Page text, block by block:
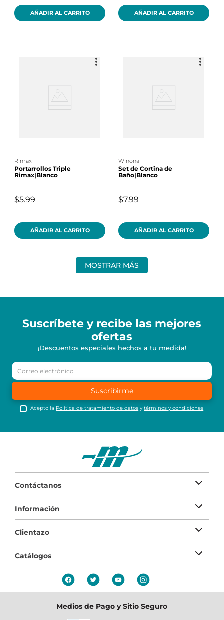
AÑADIR AL CARRITO AÑADIR AL CARRITO
rimax
Portarrollos Triple
Rimax|Blanco
$5.99
AÑADIR AL CARRITO
winona
Set de Cortina de
Baño|Blanco
$7.99
AÑADIR AL CARRITO
MOSTRAR MÁS
Suscríbete y recibe las mejores
ofertas
¡Descuentos especiales hechos a tu medida!
Suscribirme
Acepto la Política de tratamiento de datos ytérminos y condiciones
Contáctanos
Información
Clientazo
Catálogos
Medios de Pago y Sitio Seguro